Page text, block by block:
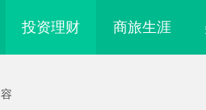
投资理财 商旅生涯